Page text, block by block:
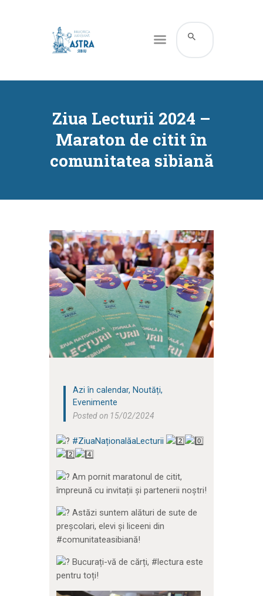
Ziua Lecturii 2024 –
Maraton de citit în
comunitatea sibiană
CATALOG ONLINE
RESURSE
SERVICII
INFORMAȚII UTILE
CONTUL MEU
Azi în calendar, Noutăți,
Evenimente
Posted on 15/02/2024
#ZiuaNaționalăaLecturii
Am pornit maratonul de citit,
împreună cu invitații și partenerii noștri!
Astăzi suntem alături de sute de
preșcolari, elevi și liceeni din
#comunitateasibiană!
Bucurați-vă de cărți, #lectura este
pentru toți!